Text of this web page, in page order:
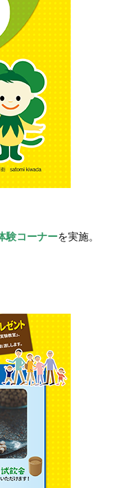
験コーナーを実施。